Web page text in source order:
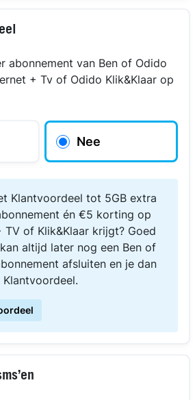
abonnement van Ben of Odido
+ Tv of Odido Klik&Klaar op
Nee
Klantvoordeel tot 5GB extra
én €5 korting op
TV of Klik&Klaar krijgt? Goed
altijd later nog een Ben of
afsluiten en je dan